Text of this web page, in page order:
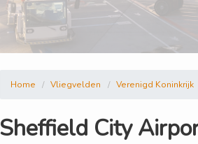
Home Vliegvelden Verenigd Koninkrijk
Sheffield City